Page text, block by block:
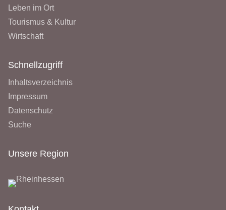
Leben im Ort
Tourismus & Kultur
Wirtschaft
Schnellzugriff
Inhaltsverzeichnis
Impressum
Datenschutz
Suche
Unsere Region